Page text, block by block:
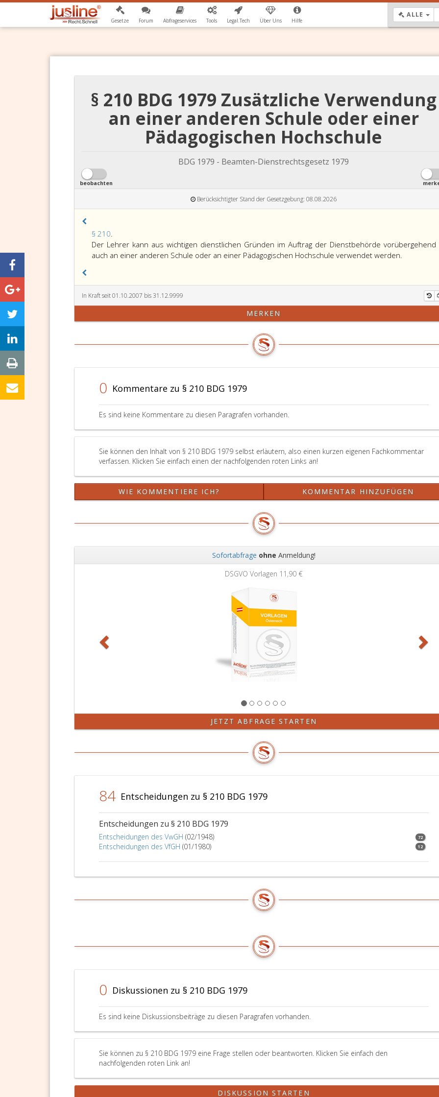
Gesetze Forum Abfrageservices Tools Legal.Tech Über Uns Hilfe
ALLE
§ 210 BDG 1979 Zusätzliche Verwendung
an einer anderen Schule oder einer
Pädagogischen Hochschule
BDG 1979 - Beamten-Dienstrechtsgesetz 1979
beobachten
Berücksichtigter Stand der Gesetzgebung: 08.08.2026
§ 210.
210,
Der Lehrer kann aus wichtigen dienstlichen Gründen im Auftrag der Dienstbehörde vorübergehend
auch an einer anderen Schule oder an einer Pädagogischen Hochschule verwendet werden.
In Kraft seit 01.10.2007 bis 31.12.9999
MERKEN
0 Kommentare zu § 210 BDG 1979
Es sind keine Kommentare zu diesen Paragrafen vorhanden.
Sie können den Inhalt von § 210 BDG 1979 selbst erläutern, also einen kurzen eigenen Fachkommentar
verfassen. Klicken Sie einfach einen der nachfolgenden roten Links an!
WIE KOMMENTIERE ICH? KOMMENTAR HINZUFÜGEN
Sofortabfrage ohne Anmeldung!
DSGVO Vorlagen 11,90 €
JETZT ABFRAGE STARTEN
84 Entscheidungen zu § 210 BDG 1979
Entscheidungen zu § 210 BDG 1979
Entscheidungen des VwGH (02/1948) 72
Entscheidungen des VfGH (01/1980) 12
0 Diskussionen zu § 210 BDG 1979
Es sind keine Diskussionsbeiträge zu diesen Paragrafen vorhanden.
Sie können zu § 210 BDG 1979 eine Frage stellen oder beantworten. Klicken Sie einfach den
nachfolgenden roten Link an!
DISKUSSION STARTEN